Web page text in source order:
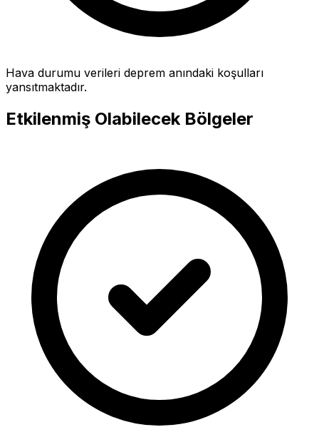
Hava durumu verileri deprem anındaki koşulları
yansıtmaktadır.
Etkilenmiş Olabilecek Bölgeler